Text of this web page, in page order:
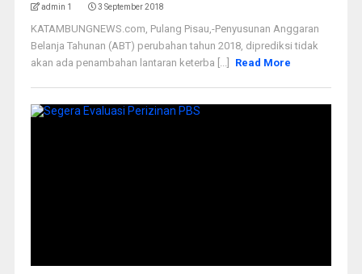
admin 1 3 September 2018
KATAMBUNGNEWS.com, Pulang Pisau,-Penyusunan Anggaran
Belanja Tahunan (ABT) perubahan tahun 2018, diprediksi tidak
akan ada penambahan lantaran keterba [...]
Read More